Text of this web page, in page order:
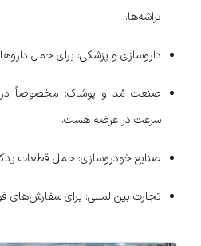
تراشه‌ها.
داروسازی و پزشکی: برای حمل
صنعت مُد و پوشاک: مخصوصاً
سرعت در عرضه هست.
صنایع خودروسازی: حمل قطعات
تجارت بین‌المللی: برای سفارش‌های